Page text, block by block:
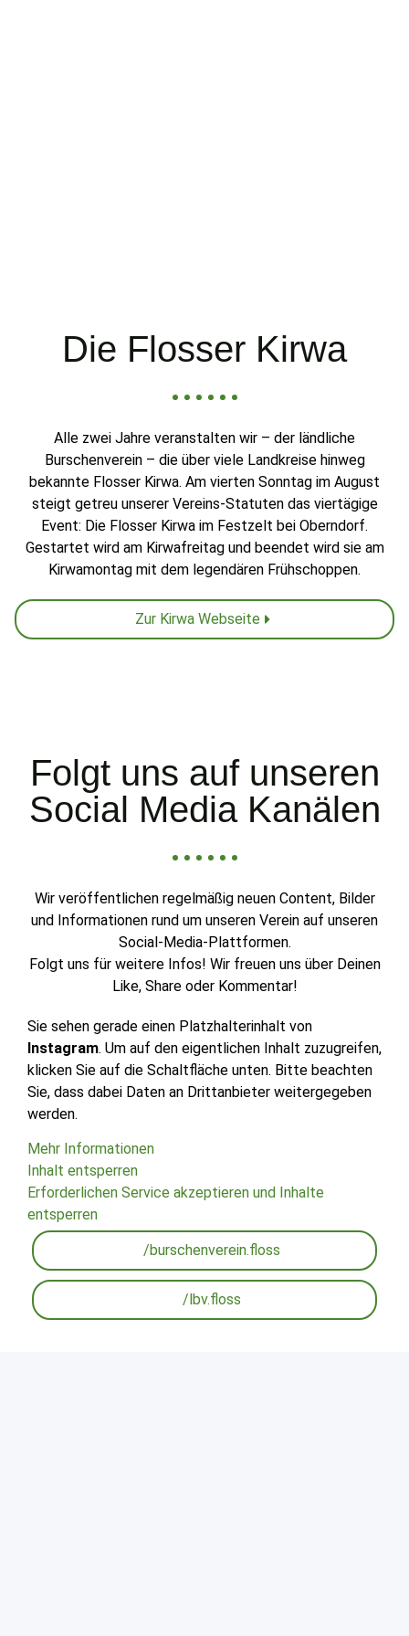
Die Flosser Kirwa
Alle zwei Jahre veranstalten wir – der ländliche
Burschenverein – die über viele Landkreise hinweg
bekannte Flosser Kirwa. Am vierten Sonntag im August
steigt getreu unserer Vereins-Statuten das viertägige
Event: Die Flosser Kirwa im Festzelt bei Oberndorf.
Gestartet wird am Kirwafreitag und beendet wird sie am
Kirwamontag mit dem legendären Frühschoppen.
Zur Kirwa Webseite
Folgt uns auf unseren
Social Media Kanälen
Wir veröffentlichen regelmäßig neuen Content, Bilder
und Informationen rund um unseren Verein auf unseren
Social-Media-Plattformen.
Folgt uns für weitere Infos! Wir freuen uns über Deinen
Like, Share oder Kommentar!
Sie sehen gerade einen Platzhalterinhalt von
Instagram. Um auf den eigentlichen Inhalt zuzugreifen,
klicken Sie auf die Schaltfläche unten. Bitte beachten
Sie, dass dabei Daten an Drittanbieter weitergegeben
werden.
Mehr Informationen
Inhalt entsperren
Erforderlichen Service akzeptieren und Inhalte
entsperren
/burschenverein.floss
/lbv.floss